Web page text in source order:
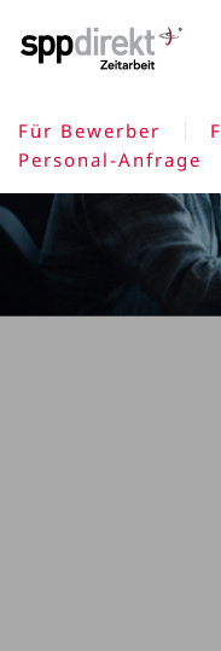
Skip to main content
Für Bewerber
Personal-Anfrage